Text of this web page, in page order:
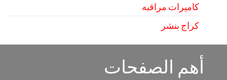
كاميرات مراقبه
كراج بنشر
أهم الصفحات